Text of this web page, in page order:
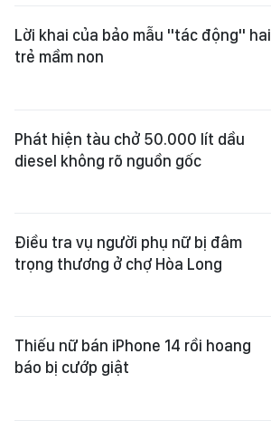
Lời khai của bảo mẫu "tác động" hai
trẻ mầm non
Phát hiện tàu chở 50.000 lít dầu
diesel không rõ nguồn gốc
Điều tra vụ người phụ nữ bị đâm
trọng thương ở chợ Hòa Long
Thiếu nữ bán iPhone 14 rồi hoang
báo bị cướp giật